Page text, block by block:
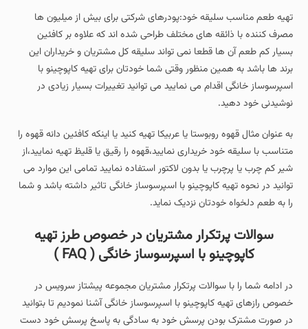
تهیه طعم مناسب سلیقه خود:پودرهای شرکتی برای بیش از میلیون ها
مصرف کننده با ذائقه های مختلف طراحی شده اند که علاوه بر کافئین
بسیار کم طعم آن ها قطعا نمی تواند سلیقه کل مشتریان و خریداران این
برند ها باشد به همین منظور وقتی شما خودتان برای تهیه کاپوچینو با
اسپرسوساز خانگی اقدام می نمایید می توانید تغییرات بسیار زیادی در
نوشیدنی خود دهید.
به عنوان مثال قهوه روبوستا یا عربیکا تهیه کنید یا اینکه کافئین دانه قهوه را
متناسب با سلیقه خود خریداری نمایید،قهوه را رقیق یا قلیظ تهیه نمایید،از
شیر کم چرب یا پرچرب یا بدون لاکتور استفاده نمایید تمامی این موارد می
توانید در نحوه تهیه کاپوچینو با اسپرسوساز خانگی تاثیر داشته باشد و شما
را به طعم دلخواه خودتان نزدیک نماید.
سوالات پرتکرار مشتریان در خصوص طرز تهیه
کاپوچینو با اسپرسوساز خانگی ( FAQ )
در ادامه شما را با سوالات پرتکرار مشتریان مجموعه پیشتاز سرویس در
خصوص رازهای تهیه کاپوچینو با اسپرسوساز خانگی آشنا نمودیم تا بتوانید
در صورت مشترک بودن پرسش خود به سادگی به پاسخ پرسش خود دست